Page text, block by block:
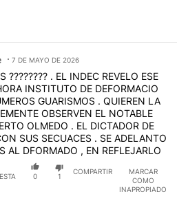
Riquelme.
7 DE MAYO DE 2026
???????? . EL INDEC REVELO ESE
INSTITUTO DE DEFORMACIO
GUARISMOS . QUIEREN LA
OBSERVEN EL NOTABLE
OLMEDO . EL DICTADOR DE
SUS SECUACES . SE ADELANTO
AL DFORMADO , EN REFLEJARLO
0 1
COMPARTIR
MARCAR
COMO
INAPROPIADO